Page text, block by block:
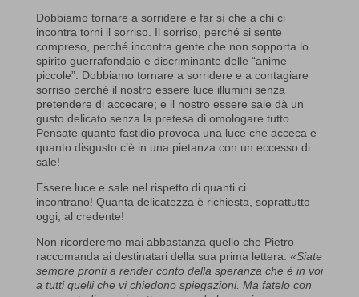
Dobbiamo tornare a sorridere e far sì che a chi ci
incontra torni il sorriso. Il sorriso, perché si sente
compreso, perché incontra gente che non sopporta lo
spirito guerrafondaio e discriminante delle “anime
piccole”. Dobbiamo tornare a sorridere e a contagiare
sorriso perché il nostro essere luce illumini senza
pretendere di accecare; e il nostro essere sale dà un
gusto delicato senza la pretesa di omologare tutto.
Pensate quanto fastidio provoca una luce che acceca e
quanto disgusto c’è in una pietanza con un eccesso di
sale!
Essere luce e sale nel rispetto di quanti ci
incontrano! Quanta delicatezza è richiesta, soprattutto
oggi, al credente!
Non ricorderemo mai abbastanza quello che Pietro
raccomanda ai destinatari della sua prima lettera: «Siate
sempre pronti a render conto della speranza che è in voi
a tutti quelli che vi chiedono spiegazioni. Ma fatelo con